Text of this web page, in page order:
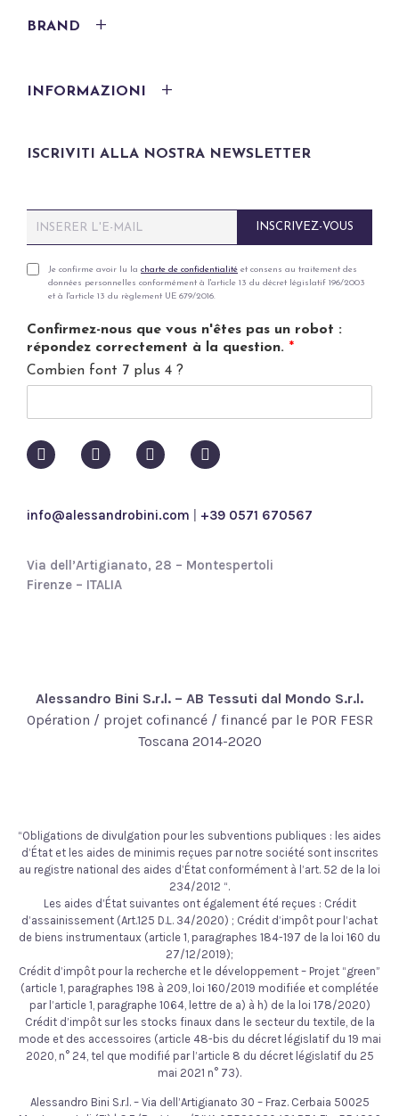
BRAND
INFORMAZIONI
ISCRIVITI ALLA NOSTRA NEWSLETTER
m
iP
v
a
y
i
c
Je confirme avoir lu la charte de confidentialité et consens au traitement des
données personnelles conformément à l'article 13 du décret législatif 196/2003
et à l'article 13 du règlement UE 679/2016.
Confirmez-nous que vous n'êtes pas un robot :
répondez correctement à la question. *
Combien font 7 plus 4 ?
INSCRIVEZ-VOUS
info@alessandrobini.com +39 0571 670567
Via dell’Artigianato, 28 – Montespertoli
Firenze – ITALIA
Alessandro Bini S.r.l. – AB Tessuti dal Mondo S.r.l.
Opération / projet cofinancé / financé par le POR FESR
Toscana 2014-2020
“Obligations de divulgation pour les subventions publiques : les aides
d’État et les aides de minimis reçues par notre société sont inscrites
au registre national des aides d’État conformément à l’art. 52 de la loi
234/2012 “.
Les aides d’État suivantes ont également été reçues : Crédit
d’assainissement (Art.125 D.L. 34/2020) ; Crédit d’impôt pour l’achat
de biens instrumentaux (article 1, paragraphes 184-197 de la loi 160 du
27/12/2019);
Crédit d’impôt pour la recherche et le développement – Projet “green”
(article 1, paragraphes 198 à 209, loi 160/2019 modifiée et complétée
par l’article 1, paragraphe 1064, lettre de a) à h) de la loi 178/2020)
Crédit d’impôt sur les stocks finaux dans le secteur du textile, de la
mode et des accessoires (article 48-bis du décret législatif du 19 mai
2020, n° 24, tel que modifié par l’article 8 du décret législatif du 25
mai 2021 n° 73).
Alessandro Bini S.r.l. – Via dell’Artigianato 30 – Fraz. Cerbaia 50025